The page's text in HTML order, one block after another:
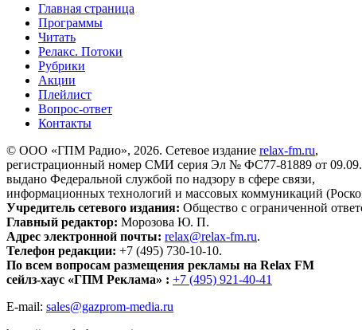
Главная страница
Программы
Читать
Релакс. Потоки
Рубрики
Акции
Плейлист
Вопрос-ответ
Контакты
© ООО «ГПМ Радио», 2026. Сетевое издание relax-fm.ru,
регистрационный номер СМИ серия Эл № ФС77-81889 от
выдано Федеральной службой по надзору в сфере связи,
информационных технологий и массовых коммуникаций
Учредитель сетевого издания: Общество с ограниченной
Главный редактор: Морозова Ю. П.
Адрес электронной почты: relax@relax-fm.ru.
Телефон редакции: +7 (495) 730-10-10.
По всем вопросам размещения рекламы на Relax FM
сейлз-хаус «ГПМ Реклама» : +7 (495) 921-40-41
E-mail: sales@gazprom-media.ru